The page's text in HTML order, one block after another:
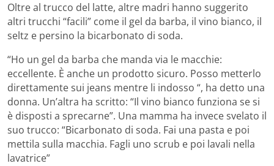
Oltre al trucco del latte, altre madri hanno suggerito
altri trucchi “facili” come il gel da barba, il vino bianco, il
seltz e persino la bicarbonato di soda.
“Ho un gel da barba che manda via le macchie:
eccellente. È anche un prodotto sicuro. Posso metterlo
direttamente sui jeans mentre li indosso “, ha detto una
donna. Un’altra ha scritto: “Il vino bianco funziona se si
è disposti a sprecarne”. Una mamma ha invece svelato il
suo trucco: “Bicarbonato di soda. Fai una pasta e poi
mettila sulla macchia. Fagli uno scrub e poi lavali nella
lavatrice”